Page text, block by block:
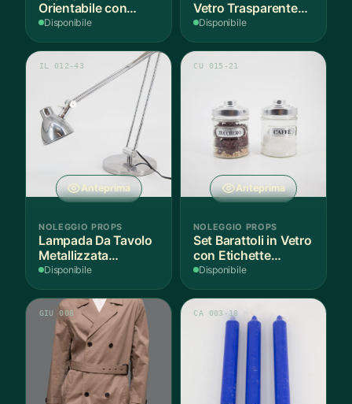
Orientabile con
Paralume Tessuto
Disponibile
Vetro Trasparente
Impilabili
Disponibile
Anteprima
IL 012-43
NOLEGGIO PROPS
Lampada Da Tavolo
Metallizzata
L17xH80cm - 1
Disponibile
Anteprima
CU 015-21
NOLEGGIO PROPS
Set Barattoli in Vetro
con Etichette
Zucchero e Caffè
Disponibile
GIU 008 CA 003-18